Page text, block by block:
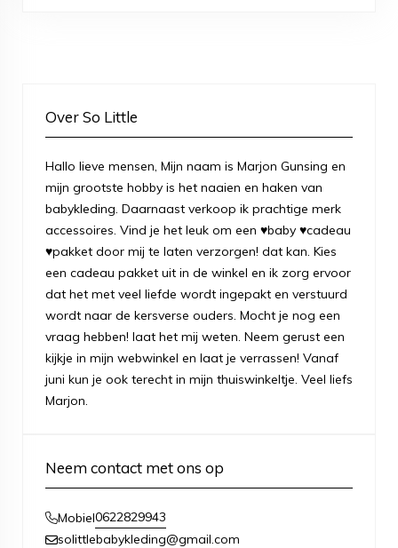
Over So Little
Hallo lieve mensen, Mijn naam is Marjon Gunsing en
mijn grootste hobby is het naaien en haken van
babykleding. Daarnaast verkoop ik prachtige merk
accessoires. Vind je het leuk om een ♥baby ♥cadeau
♥pakket door mij te laten verzorgen! dat kan. Kies
een cadeau pakket uit in de winkel en ik zorg ervoor
dat het met veel liefde wordt ingepakt en verstuurd
wordt naar de kersverse ouders. Mocht je nog een
vraag hebben! laat het mij weten. Neem gerust een
kijkje in mijn webwinkel en laat je verrassen! Vanaf
juni kun je ook terecht in mijn thuiswinkeltje. Veel liefs
Marjon.
Neem contact met ons op
Mobiel0622829943
solittlebabykleding@gmail.com